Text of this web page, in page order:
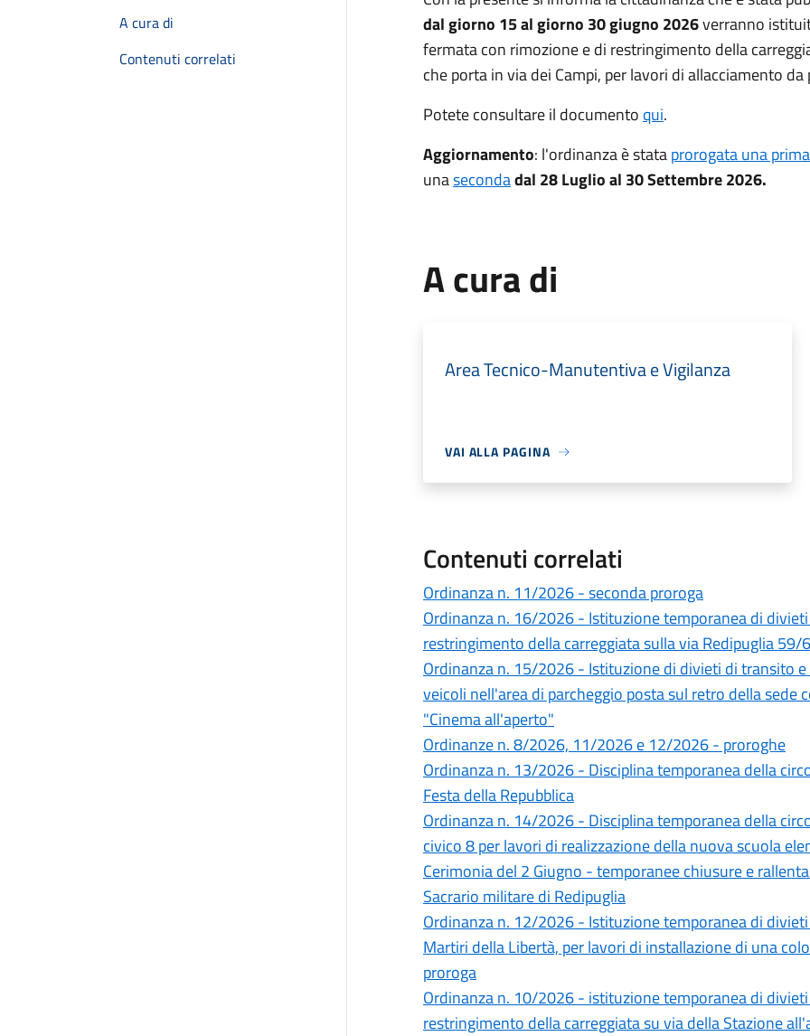
A cura di
Contenuti correlati
dal giorno 15 al giorno 30 giugno 2026verranno
fermata con rimozione e di restringimento della
che porta in via dei Campi, per lavori di allacciamento
Potete consultare il documento qui.
Aggiornamento: l'ordinanza è stataprorogata una
unasecondadal 28 Luglio al 30 Settembre 2026.
A cura di
Area Tecnico-Manutentiva e Vigilanza
VAI ALLA PAGINA
Contenuti correlati
Ordinanza n. 11/2026 - seconda proroga
Ordinanza n. 16/2026 - Istituzione temporanea di
restringimento della carreggiata sulla via Redipuglia
Ordinanza n. 15/2026 - Istituzione di divieti di transito
veicoli nell'area di parcheggio posta sul retro della
"Cinema all'aperto"
Ordinanze n. 8/2026, 11/2026 e 12/2026 - proroghe
Ordinanza n. 13/2026 - Disciplina temporanea della
Festa della Repubblica
Ordinanza n. 14/2026 - Disciplina temporanea della
civico 8 per lavori di realizzazione della nuova scuola
Cerimonia del 2 Giugno - temporanee chiusure e
Sacrario militare di Redipuglia
Ordinanza n. 12/2026 - Istituzione temporanea di
Martiri della Libertà, per lavori di installazione di una
proroga
Ordinanza n. 10/2026 - istituzione temporanea di
restringimento della carreggiata su via della Stazione